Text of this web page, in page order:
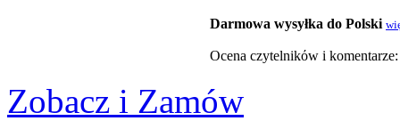
Darmowa wysyłka do Polski
Ocena czytelnikόw i komentarze:
Zobacz i Zamów